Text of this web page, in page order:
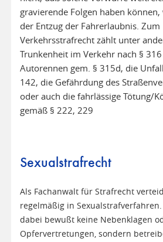
gravierende Folgen haben
der Entzug der Fahrerlaubnis. Zum
Verkehrsstrafrecht zählt unter
Trunkenheit im Verkehr nach § 316
Autorennen gem. § 315d, die
142, die Gefährdung des
oder auch die fahrlässige Tötung/
gemäß § 222, 229
Sexualstrafrecht
Als Fachanwalt für Strafrecht
regelmäßig in
dabei bewußt keine Nebenklagen
Opfervertretungen, sondern